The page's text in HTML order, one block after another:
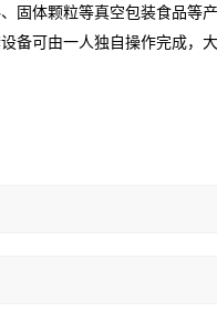
固体颗粒等真空包装食品等
备可由一人独自操作完成，大